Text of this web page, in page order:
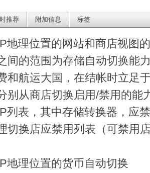
推荐 附加信息 标签
地理位置的网站和商店视图
间的范围为存储自动切换能
和航运大国，在结帐时立足
别从商店切换启用/禁用的能
列表，其中存储转换器，应
切换店应禁用列表（可禁用
地理位置的货币自动切换